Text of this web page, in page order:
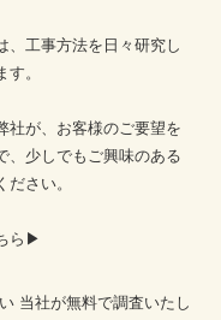
、工事方法を日々研究し
。
社が、お客様のご要望を
、少しでもご興味のある
さい。
ら▶